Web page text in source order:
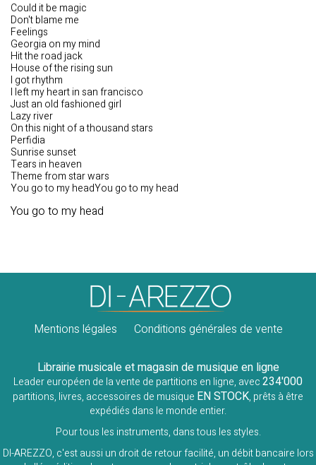
Could it be magic
Don't blame me
Feelings
Georgia on my mind
Hit the road jack
House of the rising sun
I got rhythm
I left my heart in san francisco
Just an old fashioned girl
Lazy river
On this night of a thousand stars
Perfidia
Sunrise sunset
Tears in heaven
Theme from star wars
You go to my headYou go to my head
You go to my head
Mentions légales Conditions générales de vente
Librairie musicale et magasin de musique en ligne
Leader européen de la vente de partitions en ligne, avec234'000
partitions, livres, accessoires de musique EN STOCK, prêts à être
expédiés dans le monde entier.
Pour tous les instruments, dans tous les styles.
DI-AREZZO, c'est aussi un droit de retour facilité, un débit bancaire lors